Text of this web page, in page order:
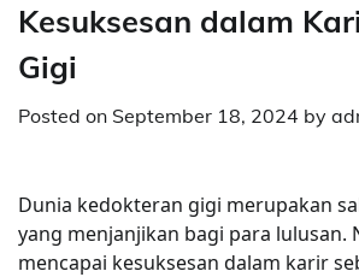
Kesuksesan dalam
Gigi
Posted on September 18, 2024 by
Dunia kedokteran gigi merupakan
yang menjanjikan bagi para lulusan.
mencapai kesuksesan dalam karir